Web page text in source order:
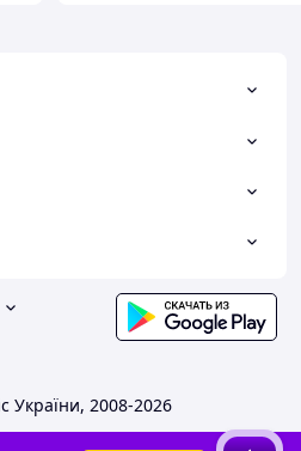
2008-2026